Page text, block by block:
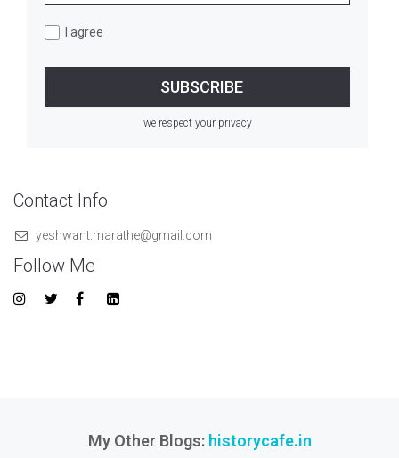
I agree
we respect your privacy
Contact Info
yeshwant.marathe@gmail.com
Follow Me
My Other Blogs: historycafe.in